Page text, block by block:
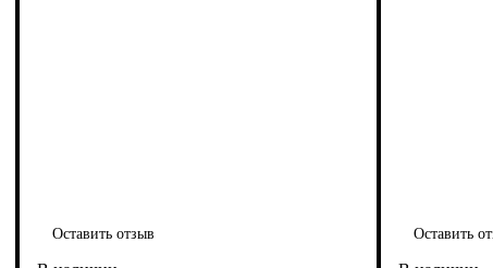
Оставить отзыв Оставить